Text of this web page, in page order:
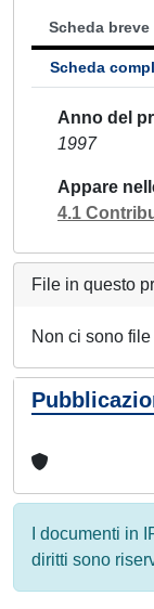
Scheda breve
Scheda
Anno del
1997
Appare
4.1
File in questo
Non ci sono
I documenti in
diritti sono